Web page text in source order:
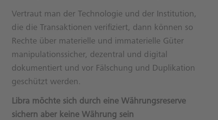
Vertraut man der Technologie und der Institution,
die die Transaktionen verifiziert, dann können so
Rechte über materielle und immaterielle Güter
manipulationssicher, dezentral und digital
dokumentiert und vor Fälschung und Duplikation
geschützt werden.
Libra möchte sich durch eine Währungsreserve
sichern aber keine Währung sein